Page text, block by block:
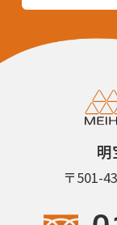
明
〒501-